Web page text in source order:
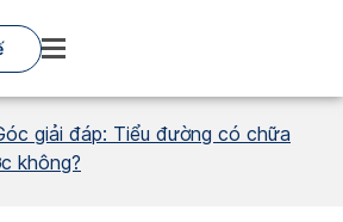
giải đáp: Tiểu đường có chữa
không?